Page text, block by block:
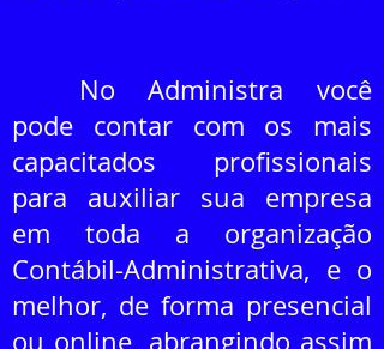
No Administra você
pode contar com os mais
capacitados profissionais
para auxiliar sua empresa
em toda a organização
Contábil-Administrativa, e o
melhor, de forma presencial
ou online, abrangindo assim